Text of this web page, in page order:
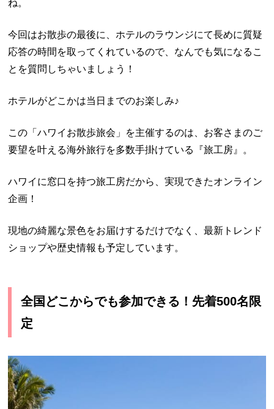
ね。
今回はお散歩の最後に、ホテルのラウンジにて長めに質疑
応答の時間を取ってくれているので、なんでも気になるこ
とを質問しちゃいましょう！
ホテルがどこかは当日までのお楽しみ♪
この「ハワイお散歩旅会」を主催するのは、お客さまのご
要望を叶える海外旅行を多数手掛けている『旅工房』。
ハワイに窓口を持つ旅工房だから、実現できたオンライン
企画！
現地の綺麗な景色をお届けするだけでなく、最新トレンド
ショップや歴史情報も予定しています。
全国どこからでも参加できる！先着500名限
定